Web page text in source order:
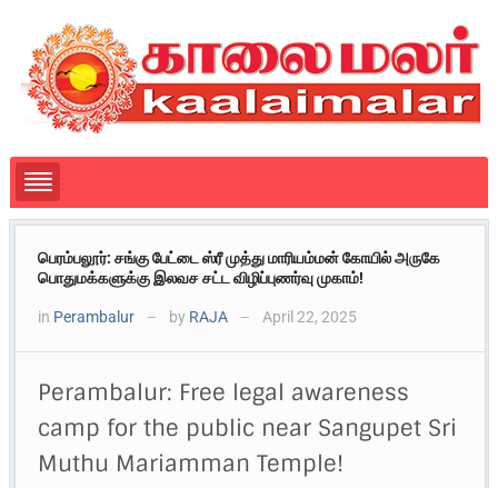
பெரம்பலூர்: சங்கு பேட்டை ஸ்ரீ முத்து மாரியம்மன் கோயில் அருகே
பொதுமக்களுக்கு இலவச சட்ட விழிப்புணர்வு முகாம்!
in Perambalur — by RAJA — April 22, 2025
Perambalur: Free legal awareness
camp for the public near Sangupet Sri
Muthu Mariamman Temple!